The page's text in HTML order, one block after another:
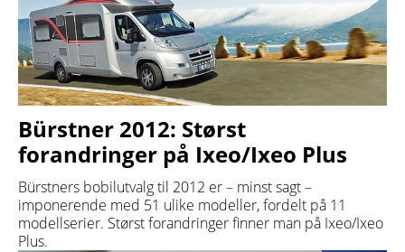
Bürstner 2012: Størst
forandringer på Ixeo/Ixeo Plus
Bürstners bobilutvalg til 2012 er – minst sagt –
imponerende med 51 ulike modeller, fordelt på 11
modellserier. Størst forandringer finner man på Ixeo/Ixeo
Plus.